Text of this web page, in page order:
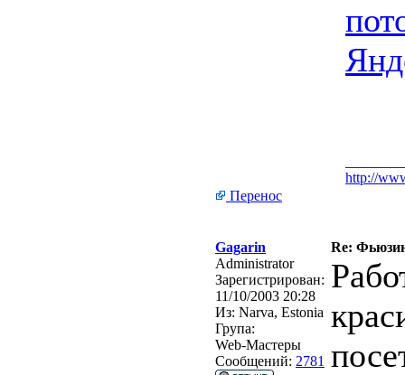
http://
Перенос
Gagarin
Re:
Administrator
Зарегистрирован:
11/10/2003 20:28
Из: Narva, Estonia
Група:
Web-Мастеры
Сообщений: 2781